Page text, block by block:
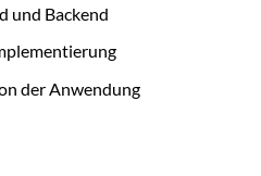
und Backend
der Anwendung